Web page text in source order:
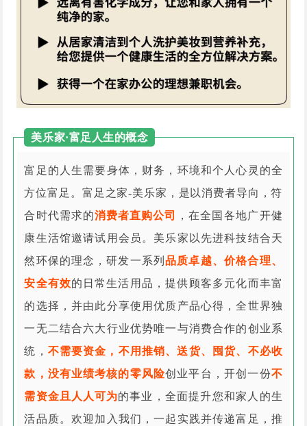
美乐家·富足人生的概念
富足的人生需要身体，财务，环境和个人心灵的全
方位富足。富足之家-美乐家，是以消费者导向，符
合时代需求的消费者直购公司
，在全国各地广开健
康生活馆邀请试用会员。美乐家以先进科技结合天
然环保的理念，研发一系列 品质卓越、价格合理、
安全有效的日常生活用品，提供顾客多元化而丰富
的选择，并由此分享使用优质产品心得，全世界独
一无二结合六大行业优势唯一与消费合作的创业系
统， 不需要资金，不用推销、送货、囤货、不必收
款，没有业绩考核的零风险创业平台，开创一份不
需资金且人人可为的事业，全面提升您和家人的生
活品质。欢迎加入我们，一起实践并传递富足，推